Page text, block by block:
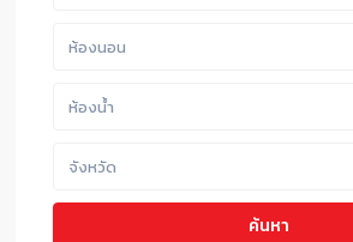
ห้องนอน
ห้องน้ำ
จังหวัด
ค้นหา